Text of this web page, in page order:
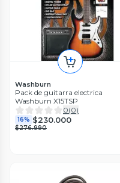
Washburn
Pack de guitarra electrica
Washburn X15TSP
0(0)
16% $230.000
$276.990